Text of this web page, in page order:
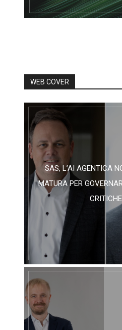
WEB COVER
SAS, L’AI AGENTICA
MATURA PER
CRITICHE